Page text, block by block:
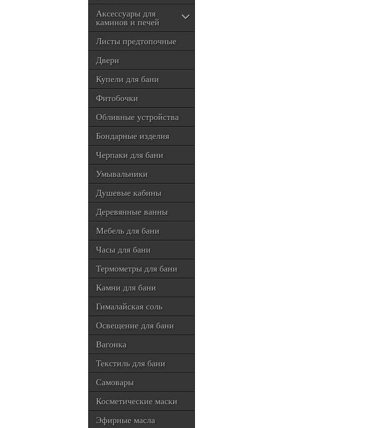
Аксессуары для
каминов и печей
Листы предтопочные
Двери
Купели для бани
Фитобочки
Обливные устройства
Бондарные изделия
Черпаки для бани
Умывальники
Душевые кабины
Деревянные ванны
Мебель для бани
Часы для бани
Термометры для бани
Камни для бани
Гималайская соль
Освещение для бани
Вагонка
Текстиль для бани
Самовары
Косметические маски
Эфирные масла